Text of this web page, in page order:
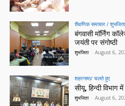
शैक्षणिक समाचार /
बंगवासी मॉर्निंग
जयंती पर संगोष्ठी
शुभजिता - August 6,
शहरनामा/ चलते हुए
सीयू, हिन्दी विभाग
शुभजिता - August 6,